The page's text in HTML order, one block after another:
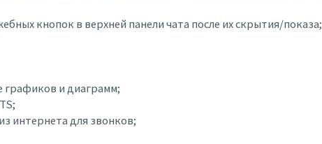
кнопок в верхней панели чата после их скрытия/показа;
графиков и диаграмм;
интернета для звонков;